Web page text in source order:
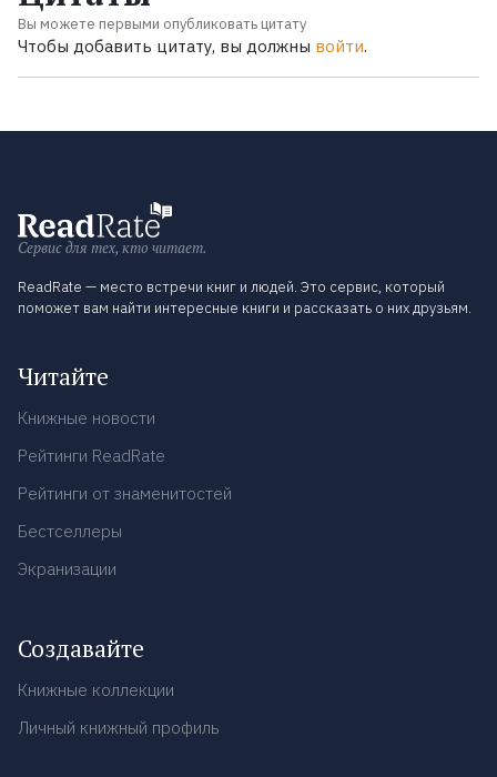
Вы можете первыми опубликовать цитату
Чтобы добавить цитату, вы должны войти.
Сервис для тех, кто читает.
ReadRate — место встречи книг и людей. Это сервис, который
поможет вам найти интересные книги и рассказать о них друзьям.
Читайте
Книжные новости
Рейтинги ReadRate
Рейтинги от знаменитостей
Бестселлеры
Экранизации
Создавайте
Книжные коллекции
Личный книжный профиль